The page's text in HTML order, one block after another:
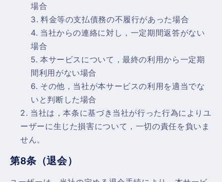
場合
料金等の支払債務の不履行があった場合
当社からの連絡に対し，一定期間返答がない
場合
本サービスについて，最終の利用から一定期
間利用がない場合
その他，当社が本サービスの利用を適当でな
いと判断した場合
当社は，本条に基づき当社が行った行為によりユ
ーザーに生じた損害について，一切の責任を負いま
せん。
第8条（退会）